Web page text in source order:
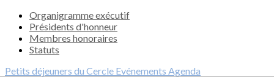
Organigramme exécutif
Présidents d'honneur
Membres honoraires
Statuts
Petits déjeuners du Cercle Evénements Agenda